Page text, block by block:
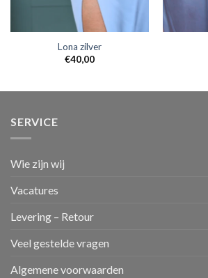
Lona zilver
€40,00
SERVICE
Wie zijn wij
Vacatures
Levering – Retour
Veel gestelde vragen
Algemene voorwaarden